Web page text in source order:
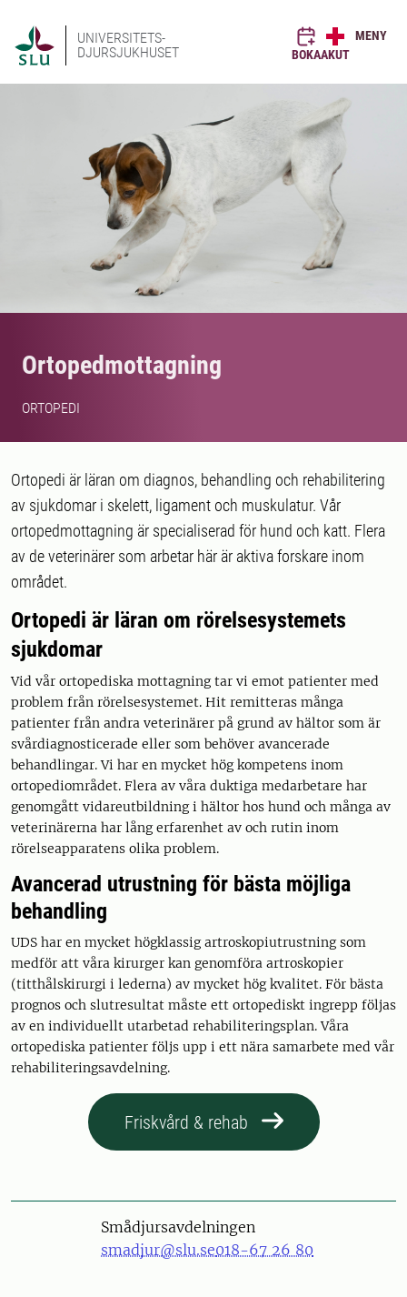
UNIVERSITETS-
DJURSJUKHUSET
BOKAAKUT
MENY
Ortopedmottagning
ORTOPEDI
Ortopedi är läran om diagnos, behandling och rehabilitering
av sjukdomar i skelett, ligament och muskulatur. Vår
ortopedmottagning är specialiserad för hund och katt. Flera
av de veterinärer som arbetar här är aktiva forskare inom
området.
Ortopedi är läran om rörelsesystemets
sjukdomar
Vid vår ortopediska mottagning tar vi emot patienter med
problem från rörelsesystemet. Hit remitteras många
patienter från andra veterinärer på grund av hältor som är
svårdiagnosticerade eller som behöver avancerade
behandlingar. Vi har en mycket hög kompetens inom
ortopediområdet. Flera av våra duktiga medarbetare har
genomgått vidareutbildning i hältor hos hund och många av
veterinärerna har lång erfarenhet av och rutin inom
rörelseapparatens olika problem.
Avancerad utrustning för bästa möjliga
behandling
UDS har en mycket högklassig artroskopiutrustning som
medför att våra kirurger kan genomföra artroskopier
(titthålskirurgi i lederna) av mycket hög kvalitet. För bästa
prognos och slutresultat måste ett ortopediskt ingrepp följas
av en individuellt utarbetad rehabiliteringsplan. Våra
ortopediska patienter följs upp i ett nära samarbete med vår
rehabiliteringsavdelning.
Friskvård & rehab
Smådjursavdelningen
smadjur@slu.se018-67 26 80